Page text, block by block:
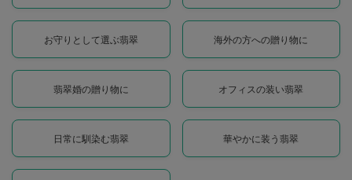
お守りとして選ぶ翡翠 海外の方への贈り物に
翡翠婚の贈り物に オフィスの装い翡翠
日常に馴染む翡翠 華やかに装う翡翠